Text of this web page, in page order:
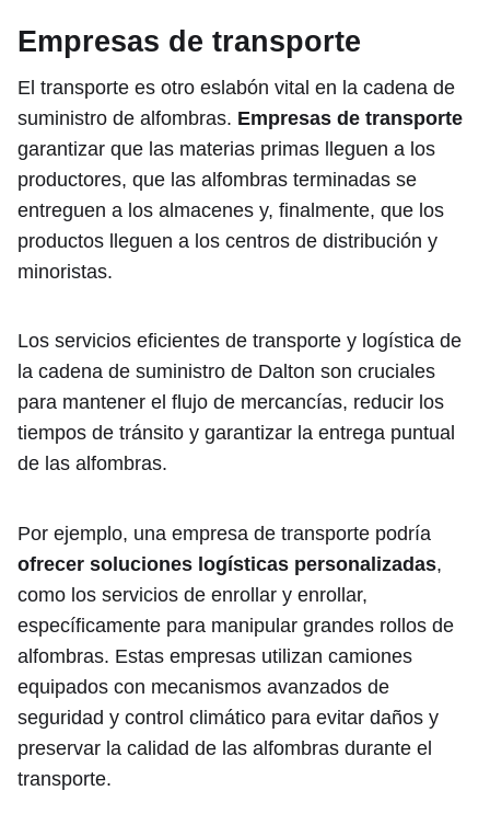
Empresas de transporte
El transporte es otro eslabón vital en la cadena de
suministro de alfombras. Empresas de transporte
garantizar que las materias primas lleguen a los
productores, que las alfombras terminadas se
entreguen a los almacenes y, finalmente, que los
productos lleguen a los centros de distribución y
minoristas.
Los servicios eficientes de transporte y logística de
la cadena de suministro de Dalton son cruciales
para mantener el flujo de mercancías, reducir los
tiempos de tránsito y garantizar la entrega puntual
de las alfombras.
Por ejemplo, una empresa de transporte podría
ofrecer soluciones logísticas personalizadas,
como los servicios de enrollar y enrollar,
específicamente para manipular grandes rollos de
alfombras. Estas empresas utilizan camiones
equipados con mecanismos avanzados de
seguridad y control climático para evitar daños y
preservar la calidad de las alfombras durante el
transporte.